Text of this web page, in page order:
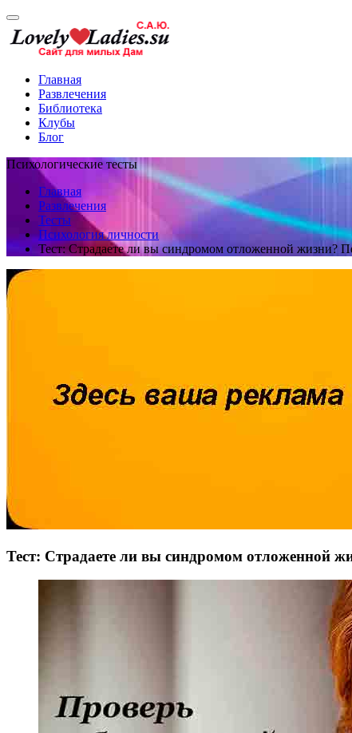
Главная
Развлечения
Библиотека
Клубы
Блог
Психологические тесты
Главная
Развлечения
Тесты
Психология личности
Тест: Страдаете ли вы синдромом отложенной жизни?
Тест: Страдаете ли вы синдромом отложенной